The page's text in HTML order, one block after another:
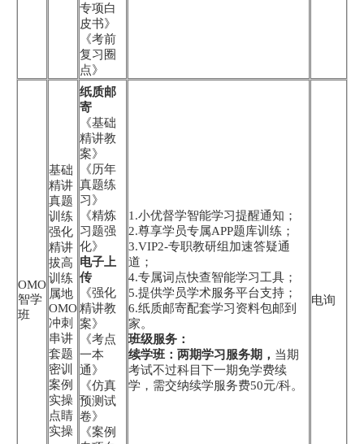
专项白
皮书》
《考前
复习圈
点》
OMO
智学
班
基础
精讲
真题
训练
强化
精讲
拔高
训练
属地
OMO
冲刺
串讲
套题
密训
案例
实操
点睛
实操
纸质邮
寄
《基础
精讲教
案》
《历年
真题练
习》
《精炼
习题强
化》
电子上
传
《强化
精讲教
案》
《考点
一本
通》
《仿真
预测试
卷》
《案例
1.小优督学智能学习提醒通知；
2.尊享学员专属APP题库训练；
3.VIP2-专职教研组加速答疑通
道；
4.专属词点快查智能学习工具；
5.提供学员学术服务平台支持；
6.纸质邮寄配套学习资料包邮到
家。
班级服务：
续学班：两期学习服务期， 当期
考试不过科目下一期免学费续
学，需交纳续学服务费50元/科。
电询